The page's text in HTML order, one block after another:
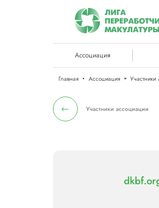
Ассоциация
Главная Ассоциация
Участники ассоциации